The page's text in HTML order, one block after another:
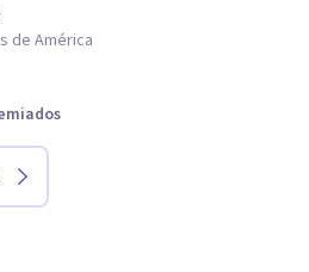
de América